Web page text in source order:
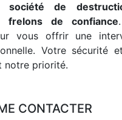
société de
de confiance
vous offrir une
Votre sécurité
notre priorité.
CONTACTER